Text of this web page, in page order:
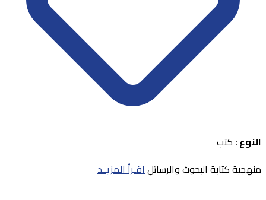
النوع : كتب
منهجية كتابة البحوث والرسائلاقـرأ المزيــد